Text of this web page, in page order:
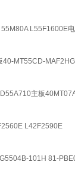
L55F1600E
MT55CD-
主板
L42F2590E
101H 81-